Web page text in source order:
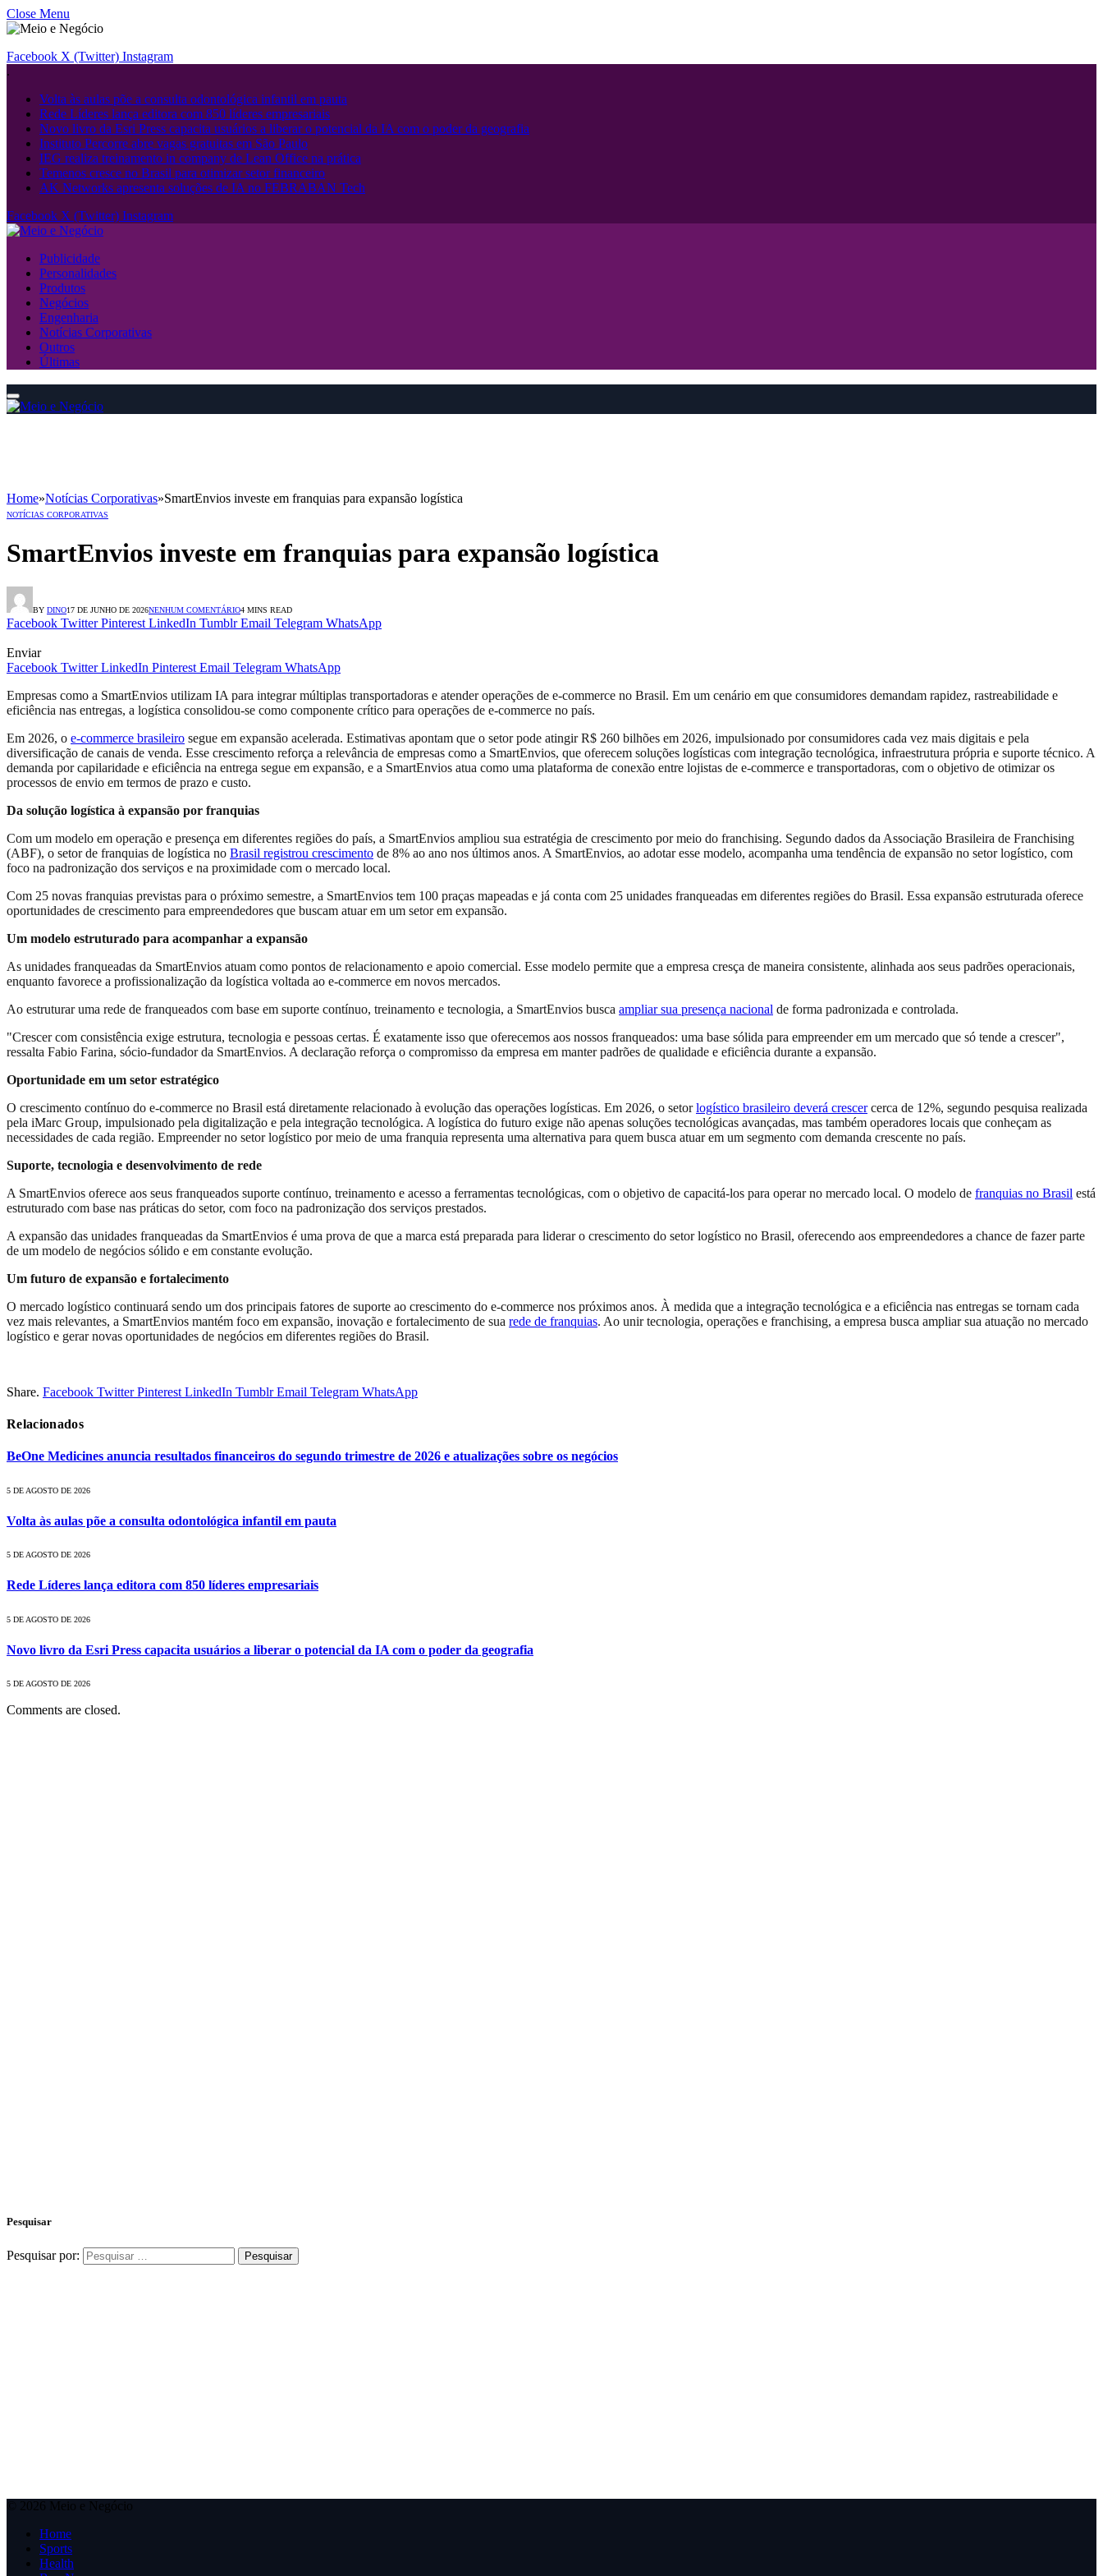
Close Menu
Facebook X (Twitter) Instagram
.
Volta às aulas põe a consulta odontológica infantil em pauta
Rede Líderes lança editora com 850 líderes empresariais
Novo livro da Esri Press capacita usuários a liberar o potencial da IA ​​com o poder da geografia
Instituto Percorre abre vagas gratuitas em São Paulo
IEG realiza treinamento in company de Lean Office na prática
Temenos cresce no Brasil para otimizar setor financeiro
AK Networks apresenta soluções de IA no FEBRABAN Tech
Facebook X (Twitter) Instagram
Publicidade
Personalidades
Produtos
Negócios
Engenharia
Notícias Corporativas
Outros
Últimas
Home»Notícias Corporativas»SmartEnvios investe em franquias para expansão logística
NOTÍCIAS CORPORATIVAS
SmartEnvios investe em franquias para expansão logística
BY DINO17 DE JUNHO DE 2026NENHUM COMENTÁRIO4 MINS READ
Facebook Twitter Pinterest LinkedIn Tumblr Email Telegram WhatsApp
Enviar
Facebook Twitter LinkedIn Pinterest Email Telegram WhatsApp
Empresas como a SmartEnvios utilizam IA para integrar múltiplas transportadoras e atender operações de e-commerce no Brasil. Em um cenário em que consumidores demandam rapidez, rastreabilidade e
eficiência nas entregas, a logística consolidou-se como componente crítico para operações de e-commerce no país.
Em 2026, o e-commerce brasileiro segue em expansão acelerada. Estimativas apontam que o setor pode atingir R$ 260 bilhões em 2026, impulsionado por consumidores cada vez mais digitais e pela
diversificação de canais de venda. Esse crescimento reforça a relevância de empresas como a SmartEnvios, que oferecem soluções logísticas com integração tecnológica, infraestrutura própria e suporte técnico. A
demanda por capilaridade e eficiência na entrega segue em expansão, e a SmartEnvios atua como uma plataforma de conexão entre lojistas de e-commerce e transportadoras, com o objetivo de otimizar os
processos de envio em termos de prazo e custo.
Da solução logística à expansão por franquias
Com um modelo em operação e presença em diferentes regiões do país, a SmartEnvios ampliou sua estratégia de crescimento por meio do franchising. Segundo dados da Associação Brasileira de Franchising
(ABF), o setor de franquias de logística no Brasil registrou crescimento de 8% ao ano nos últimos anos. A SmartEnvios, ao adotar esse modelo, acompanha uma tendência de expansão no setor logístico, com
foco na padronização dos serviços e na proximidade com o mercado local.
Com 25 novas franquias previstas para o próximo semestre, a SmartEnvios tem 100 praças mapeadas e já conta com 25 unidades franqueadas em diferentes regiões do Brasil. Essa expansão estruturada oferece
oportunidades de crescimento para empreendedores que buscam atuar em um setor em expansão.
Um modelo estruturado para acompanhar a expansão
As unidades franqueadas da SmartEnvios atuam como pontos de relacionamento e apoio comercial. Esse modelo permite que a empresa cresça de maneira consistente, alinhada aos seus padrões operacionais,
enquanto favorece a profissionalização da logística voltada ao e-commerce em novos mercados.
Ao estruturar uma rede de franqueados com base em suporte contínuo, treinamento e tecnologia, a SmartEnvios busca ampliar sua presença nacional de forma padronizada e controlada.
"Crescer com consistência exige estrutura, tecnologia e pessoas certas. É exatamente isso que oferecemos aos nossos franqueados: uma base sólida para empreender em um mercado que só tende a crescer",
ressalta Fabio Farina, sócio-fundador da SmartEnvios. A declaração reforça o compromisso da empresa em manter padrões de qualidade e eficiência durante a expansão.
Oportunidade em um setor estratégico
O crescimento contínuo do e-commerce no Brasil está diretamente relacionado à evolução das operações logísticas. Em 2026, o setorlogístico brasileiro deverá crescercerca de 12%, segundo pesquisa realizada
pela iMarc Group, impulsionado pela digitalização e pela integração tecnológica. A logística do futuro exige não apenas soluções tecnológicas avançadas, mas também operadores locais que conheçam as
necessidades de cada região. Empreender no setor logístico por meio de uma franquia representa uma alternativa para quem busca atuar em um segmento com demanda crescente no país.
Suporte, tecnologia e desenvolvimento de rede
A SmartEnvios oferece aos seus franqueados suporte contínuo, treinamento e acesso a ferramentas tecnológicas, com o objetivo de capacitá-los para operar no mercado local. O modelo de franquias no Brasil está
estruturado com base nas práticas do setor, com foco na padronização dos serviços prestados.
A expansão das unidades franqueadas da SmartEnvios é uma prova de que a marca está preparada para liderar o crescimento do setor logístico no Brasil, oferecendo aos empreendedores a chance de fazer parte
de um modelo de negócios sólido e em constante evolução.
Um futuro de expansão e fortalecimento
O mercado logístico continuará sendo um dos principais fatores de suporte ao crescimento do e-commerce nos próximos anos. À medida que a integração tecnológica e a eficiência nas entregas se tornam cada
vez mais relevantes, a SmartEnvios mantém foco em expansão, inovação e fortalecimento de sua rede de franquias. Ao unir tecnologia, operações e franchising, a empresa busca ampliar sua atuação no mercado
logístico e gerar novas oportunidades de negócios em diferentes regiões do Brasil.
Share. Facebook Twitter Pinterest LinkedIn Tumblr Email Telegram WhatsApp
Relacionados
BeOne Medicines anuncia resultados financeiros do segundo trimestre de 2026 e atualizações sobre os negócios
5 DE AGOSTO DE 2026
Volta às aulas põe a consulta odontológica infantil em pauta
5 DE AGOSTO DE 2026
Rede Líderes lança editora com 850 líderes empresariais
5 DE AGOSTO DE 2026
Novo livro da Esri Press capacita usuários a liberar o potencial da IA ​​com o poder da geografia
5 DE AGOSTO DE 2026
Comments are closed.
Pesquisar
Pesquisar por:
© 2026 Meio e Negócio
Home
Sports
Health